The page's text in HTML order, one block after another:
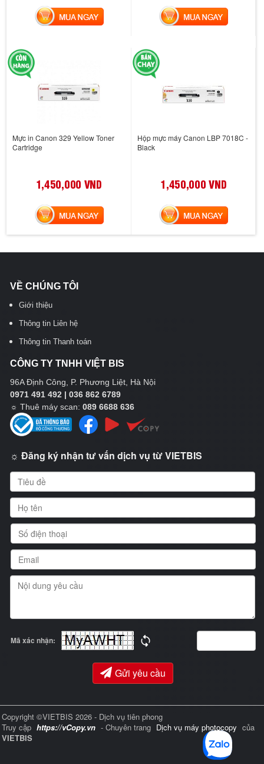
MUA NGAY MUA NGAY
Mực in Canon 329 Yellow Toner
Cartridge
1,450,000 VND
MUA NGAY
Hộp mực máy Canon LBP 7018C -
Black
1,450,000 VND
MUA NGAY
VỀ CHÚNG TÔI
Giới thiệu
Thông tin Liên hệ
Thông tin Thanh toán
CÔNG TY TNHH VIỆT BIS
96A Định Công, P. Phương Liệt, Hà Nội
0971 491 492 | 036 862 6789
☼ Thuê máy scan: 089 6688 636
☼ Đăng ký nhận tư vấn dịch vụ từ VIETBIS
Mã xác nhận:
Gửi yêu cầu
Copyright ©VIETBIS 2026 - Dịch vụ tiên phong
Truy cập https://vCopy.vn - Chuyên trang Dịch vụ máy photocopy của
VIETBIS